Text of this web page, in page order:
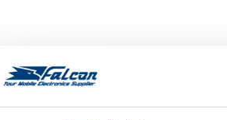
este o companie